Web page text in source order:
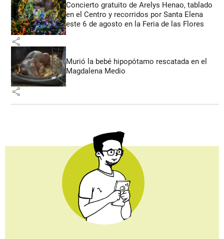
Concierto gratuito de Arelys Henao, tablado
en el Centro y recorridos por Santa Elena
este 6 de agosto en la Feria de las Flores
share
Murió la bebé hipopótamo rescatada en el
Magdalena Medio
share